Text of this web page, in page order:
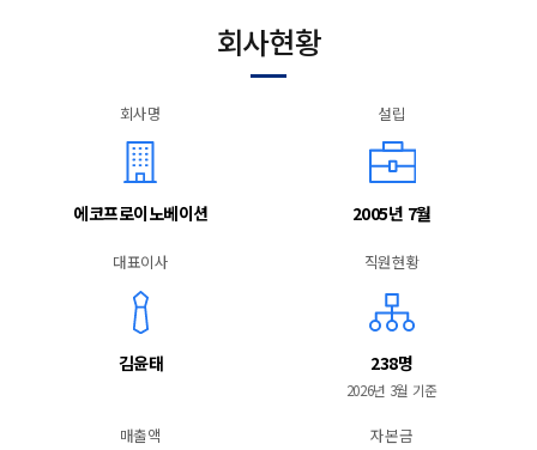
회사현황
회사명
에코프로이노베이션
설립
2005년 7월
대표이사
김윤태
직원현황
238명
2026년 3월 기준
매출액 자본금